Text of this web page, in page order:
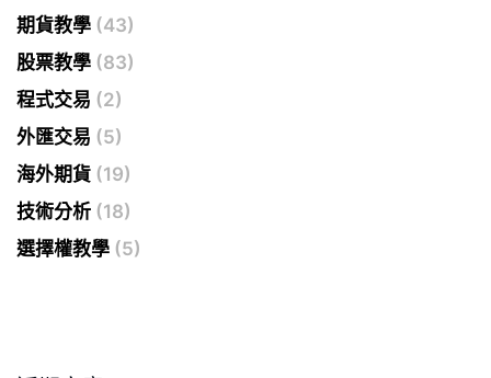
期貨教學 (43)
股票教學 (83)
程式交易 (2)
外匯交易 (5)
海外期貨 (19)
技術分析 (18)
選擇權教學 (5)